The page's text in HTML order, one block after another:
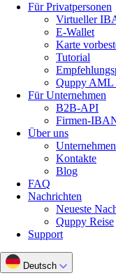
Für Privatpersonen
Virtueller
E-Wallet
Karte
Tutorial
Quppy AML
Für Unternehmen
B2B-API
Firmen-
Über uns
Unternehmen
Kontakte
Blog
FAQ
Nachrichten
Neueste
Quppy Reise
Support
Deutsch